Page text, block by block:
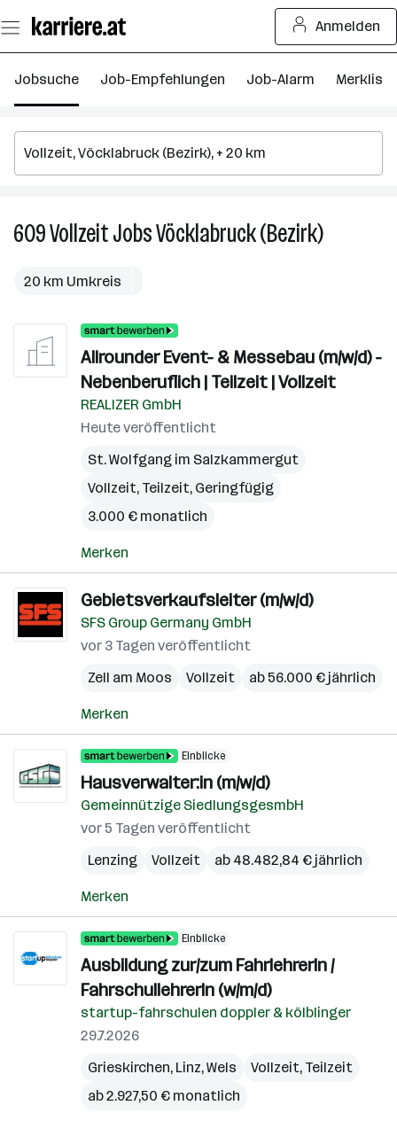
Seiteninhalt
springen
Anmelden
Jobsuche Job-Empfehlungen Job-Alarm Merkliste
609VollzeitJobsVöcklabruck (Bezirk)609
20 km Umkreis
Allrounder Event- & Messebau (m/w/d) -
Nebenberuflich | Teilzeit | Vollzeit
REALIZER GmbH
Heute veröffentlicht
St. Wolfgang im Salzkammergut
Vollzeit, Teilzeit, Geringfügig
3.000 € monatlich
Merken
Gebietsverkaufsleiter (m/w/d)
SFS Group Germany GmbH
vor 3 Tagen veröffentlicht
Zell am Moos
Vollzeit ab 56.000 € jährlich
Merken
Einblicke
Hausverwalter:in (m/w/d)
Gemeinnützige SiedlungsgesmbH
vor 5 Tagen veröffentlicht
Lenzing
Vollzeit ab 48.482,84 € jährlich
Merken
Einblicke
Ausbildung zur/zum FahrlehrerIn /
FahrschullehrerIn (w/m/d)
startup-fahrschulen doppler & kölblinger
29.7.2026
Grieskirchen, Linz,Wels
Vollzeit, Teilzeit
ab 2.927,50 € monatlich